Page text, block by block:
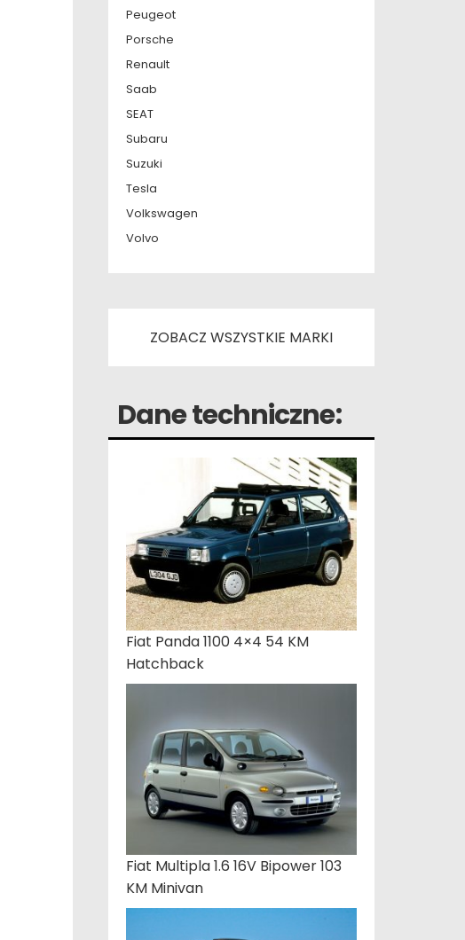
Peugeot
Porsche
Renault
Saab
SEAT
Subaru
Suzuki
Tesla
Volkswagen
Volvo
ZOBACZ WSZYSTKIE MARKI
Dane techniczne:
Fiat Panda 1100 4×4 54 KM
Hatchback
Fiat Multipla 1.6 16V Bipower 103
KM Minivan